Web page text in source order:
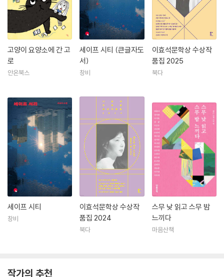
고양이 요양소에 간 고
로
안온북스
세이프 시티 (큰글자도
서)
창비
이효석문학상 수상작
품집 2025
북다
세이프 시티
창비
이효석문학상 수상작
품집 2024
북다
스무 낮 읽고 스무 밤
느끼다
마음산책
작가의 추천